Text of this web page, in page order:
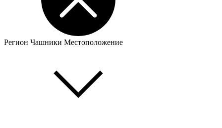
Регион Чашники Местоположение